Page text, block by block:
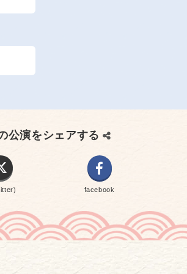
公演をシェアする
facebook